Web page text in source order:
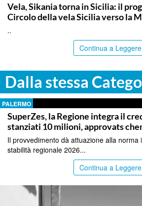
Vela, Sikania torna in Sicilia: il
Circolo della vela Sicilia verso la
..
Continua a Leggere
Dalla stessa
PALERMO
SuperZes, la Regione integra il
stanziati 10 milioni, approvats
Il provvedimento dà attuazione alla norma
stabilità regionale 2026...
Continua a Leggere